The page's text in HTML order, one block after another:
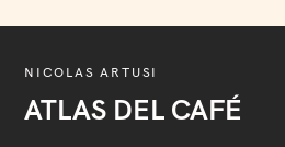
NICOLAS ARTUSI
ATLAS DEL CAFÉ